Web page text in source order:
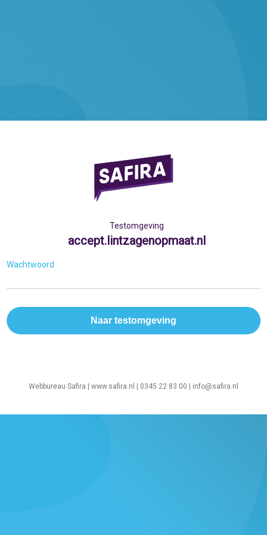
Testomgeving
accept.lintzagenopmaat.nl
Wachtwoord
Webbureau Safira | www.safira.nl | 0345 22 83 00 | info@safira.nl